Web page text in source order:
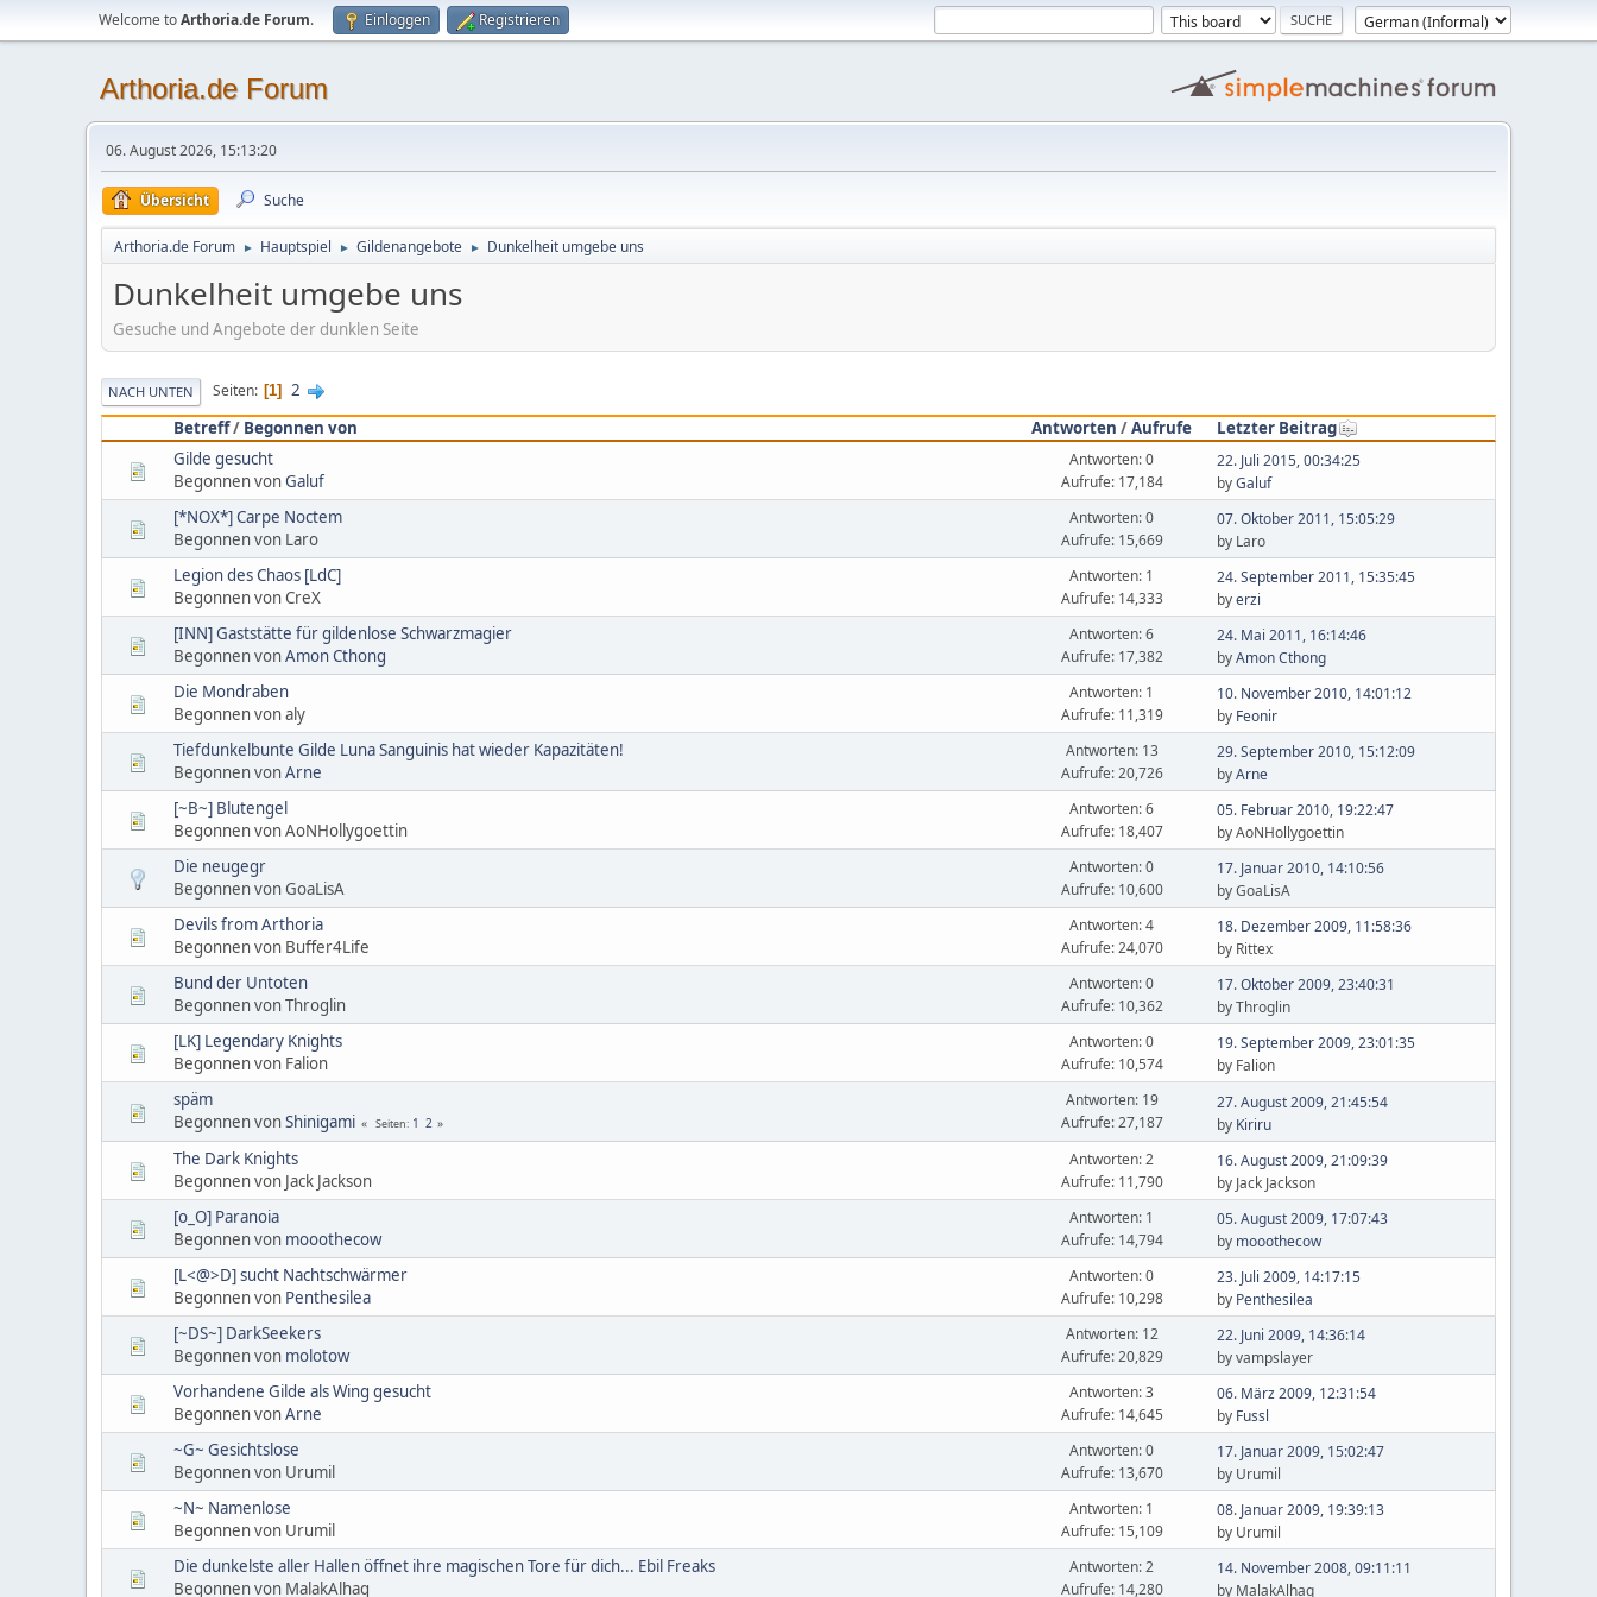
Welcome toArthoria.de Forum. Einloggen Registrieren
Arthoria.de Forum
06. August 2026, 15:13:20
Übersicht Suche
Arthoria.de Forum ► Hauptspiel ► Gildenangebote ► Dunkelheit umgebe uns
Dunkelheit umgebe uns
Gesuche und Angebote der dunklen Seite
NACH UNTEN Seiten 1
2
Betreff/ Begonnen von Antworten /Aufrufe
Letzter Beitrag
Gilde gesucht
Begonnen vonGaluf
Antworten: 0
Aufrufe: 17,184
22. Juli 2015, 00:34:25
byGaluf
[*NOX*] Carpe Noctem
Begonnen von Laro
Antworten: 0
Aufrufe: 15,669
07. Oktober 2011, 15:05:29
by Laro
Legion des Chaos [LdC]
Begonnen von CreX
Antworten: 1
Aufrufe: 14,333
24. September 2011, 15:35:45
byerzi
[INN] Gaststätte für gildenlose Schwarzmagier
Begonnen vonAmon Cthong
Antworten: 6
Aufrufe: 17,382
24. Mai 2011, 16:14:46
byAmon Cthong
Die Mondraben
Begonnen von aly
Antworten: 1
Aufrufe: 11,319
10. November 2010, 14:01:12
by Feonir
Tiefdunkelbunte Gilde Luna Sanguinis hat wieder Kapazitäten!
Begonnen vonArne
Antworten: 13
Aufrufe: 20,726
29. September 2010, 15:12:09
byArne
[~B~] Blutengel
Begonnen von AoNHollygoettin
Antworten: 6
Aufrufe: 18,407
05. Februar 2010, 19:22:47
by AoNHollygoettin
Die neugegr
Begonnen von GoaLisA
Antworten: 0
Aufrufe: 10,600
17. Januar 2010, 14:10:56
by GoaLisA
Devils from Arthoria
Begonnen von Buffer4Life
Antworten: 4
Aufrufe: 24,070
18. Dezember 2009, 11:58:36
by Rittex
Bund der Untoten
Begonnen von Throglin
Antworten: 0
Aufrufe: 10,362
17. Oktober 2009, 23:40:31
by Throglin
[LK] Legendary Knights
Begonnen von Falion
Antworten: 0
Aufrufe: 10,574
19. September 2009, 23:01:35
by Falion
späm
Begonnen vonShinigami Seiten 1 2
Antworten: 19
Aufrufe: 27,187
27. August 2009, 21:45:54
by Kiriru
The Dark Knights
Begonnen von Jack Jackson
Antworten: 2
Aufrufe: 11,790
16. August 2009, 21:09:39
by Jack Jackson
[o_O] Paranoia
Begonnen von mooothecow
Antworten: 1
Aufrufe: 14,794
05. August 2009, 17:07:43
by mooothecow
[L<@>D] sucht Nachtschwärmer
Begonnen von Penthesilea
Antworten: 0
Aufrufe: 10,298
23. Juli 2009, 14:17:15
by Penthesilea
[~DS~] DarkSeekers
Begonnen von molotow
Antworten: 12
Aufrufe: 20,829
22. Juni 2009, 14:36:14
by vampslayer
Vorhandene Gilde als Wing gesucht
Begonnen vonArne
Antworten: 3
Aufrufe: 14,645
06. März 2009, 12:31:54
by Fussl
~G~ Gesichtslose
Begonnen von Urumil
Antworten: 0
Aufrufe: 13,670
17. Januar 2009, 15:02:47
by Urumil
~N~ Namenlose
Begonnen von Urumil
Antworten: 1
Aufrufe: 15,109
08. Januar 2009, 19:39:13
by Urumil
Die dunkelste aller Hallen öffnet ihre magischen Tore für dich... Ebil Freaks
Begonnen von MalakAlhaq
Antworten: 2
Aufrufe: 14,280
14. November 2008, 09:11:11
by MalakAlhaq